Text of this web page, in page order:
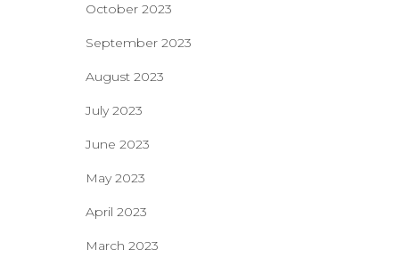
October 2023
September 2023
August 2023
July 2023
June 2023
May 2023
April 2023
March 2023